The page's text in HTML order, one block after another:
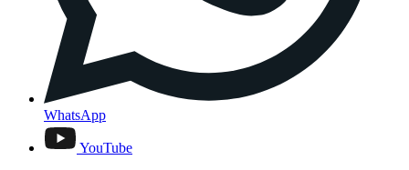
WhatsApp
YouTube